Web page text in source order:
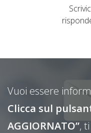
Vuoi essere
Clicca sul
AGGIORNATO”,